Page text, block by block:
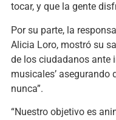
tocar, y que la gente
Por su parte, la
Alicia Loro, mostró su
de los ciudadanos ante
musicales’ asegurando
nunca”.
“Nuestro objetivo es